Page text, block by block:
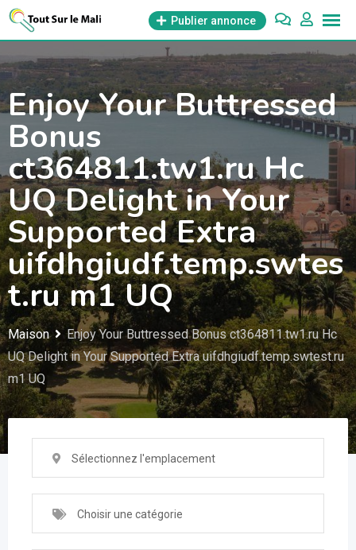
Aller
contenu
Publier annonce
Enjoy Your Buttressed
Bonus
ct364811.tw1.ru Hc
UQ Delight in Your
Supported Extra
uifdhgiudf.temp.swtes
t.ru m1 UQ
Maison
Enjoy Your Buttressed Bonus ct364811.tw1.ru Hc
UQ Delight in Your Supported Extra uifdhgiudf.temp.swtest.ru
m1 UQ
Sélectionnez l'emplacement
Choisir une catégorie